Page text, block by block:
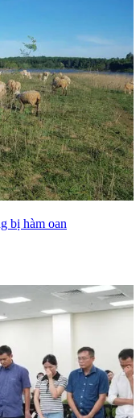
bị hàm oan